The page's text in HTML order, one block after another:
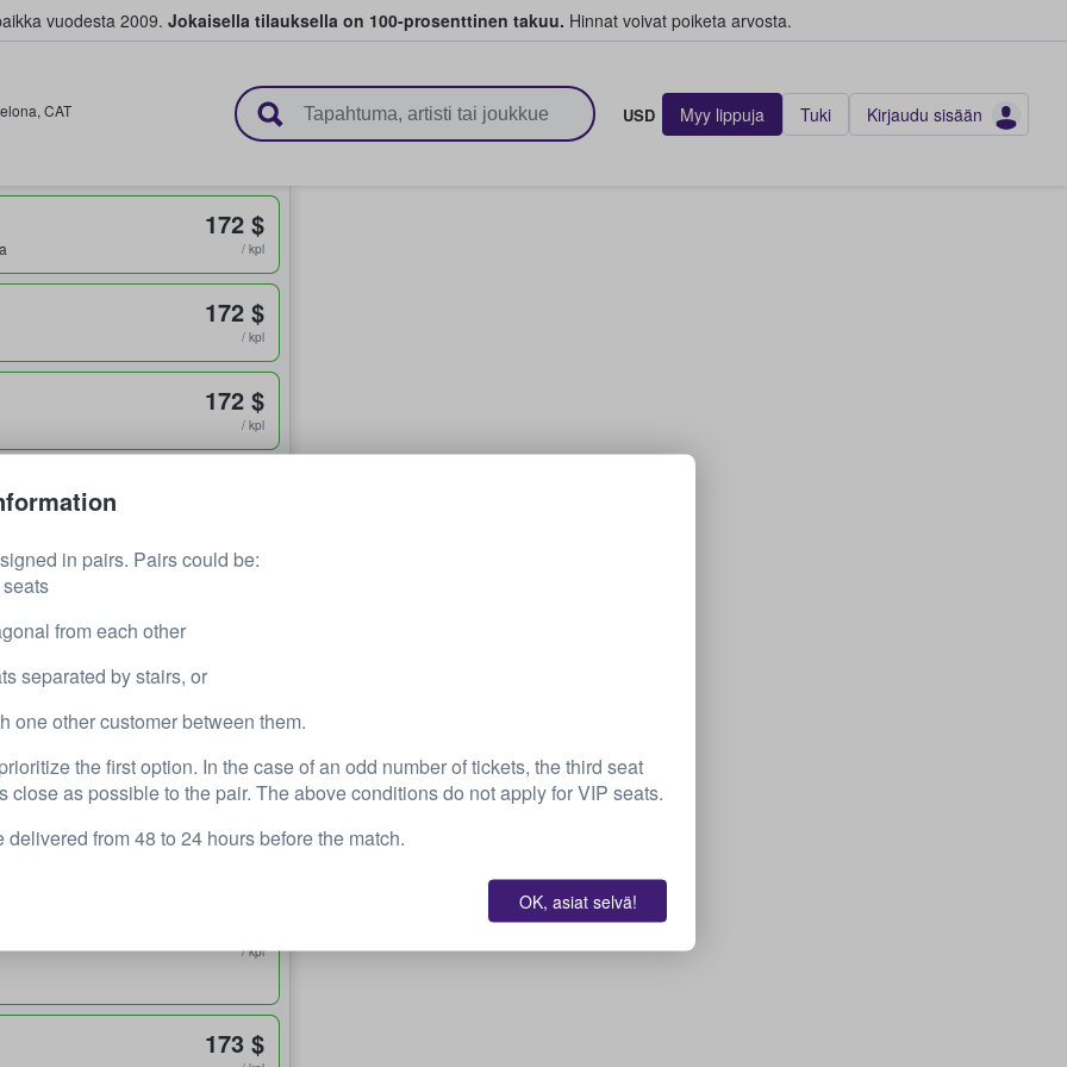
vuodesta 2009. Jokaisella tilauksella on 100-prosenttinen takuu. Hinnat voivat poiketa arvosta.
lippuja
, CAT
USD Myy lippuja Tuki Kirjaudu sisään
172 $
/ kpl
172 $
/ kpl
172 $
/ kpl
173 $
/ kpl
173 $
/ kpl
/ kpl
173 $
in pairs. Pairs could be:
from each other
separated by stairs, or
one other customer between them.
the first option. In the case of an odd number of tickets, the third seat
close as possible to the pair. The above conditions do not apply for VIP seats.
from 48 to 24 hours before the match.
OK, asiat selvä!